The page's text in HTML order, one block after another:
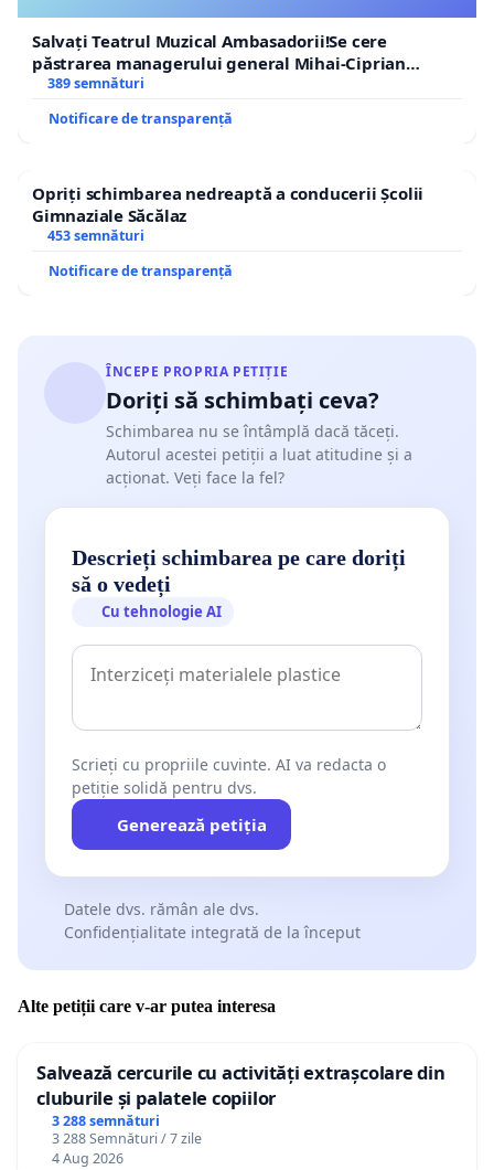
Salvați Teatrul Muzical Ambasadorii!Se cere
păstrarea managerului general Mihai-Ciprian
ROGOJAN
389 semnături
Notificare de transparență
Opriți schimbarea nedreaptă a conducerii Școlii
Gimnaziale Săcălaz
453 semnături
Notificare de transparență
ÎNCEPE PROPRIA PETIȚIE
Doriți să schimbați ceva?
Schimbarea nu se întâmplă dacă tăceți.
Autorul acestei petiții a luat atitudine și a
acționat. Veți face la fel?
Descrieți schimbarea pe care doriți
să o vedeți
Cu tehnologie AI
Scrieți cu propriile cuvinte. AI va redacta o
petiție solidă pentru dvs.
Generează petiția
Datele dvs. rămân ale dvs.
Confidențialitate integrată de la început
Alte petiții care v-ar putea interesa
Salvează cercurile cu activități extrașcolare din
cluburile și palatele copiilor
3 288 semnături
3 288 Semnături / 7 zile
4 Aug 2026